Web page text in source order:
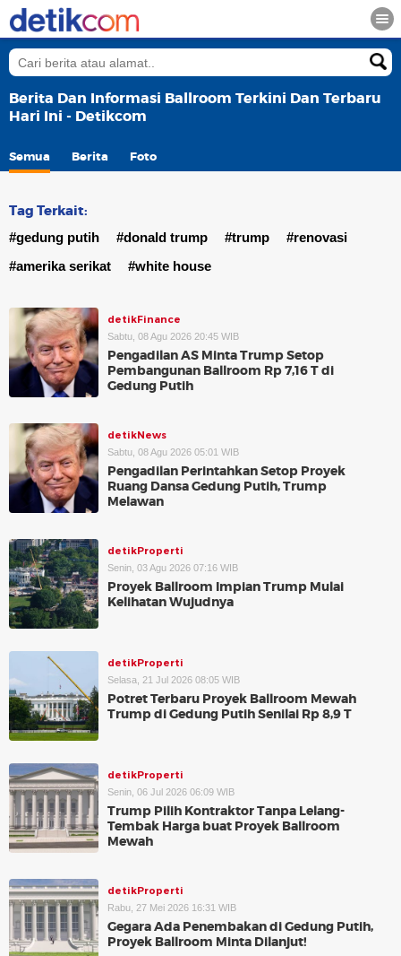
Berita Dan Informasi Ballroom Terkini Dan Terbaru
Hari Ini - Detikcom
Semua Berita Foto
Tag Terkait:
#gedung putih #donald trump #trump
#renovasi
#amerika serikat
#white house
detikFinance
Sabtu, 08 Agu 2026 20:45 WIB
Pengadilan AS Minta Trump Setop
Pembangunan Ballroom Rp 7,16 T di
Gedung Putih
detikNews
Sabtu, 08 Agu 2026 05:01 WIB
Pengadilan Perintahkan Setop Proyek
Ruang Dansa Gedung Putih, Trump
Melawan
detikProperti
Senin, 03 Agu 2026 07:16 WIB
Proyek Ballroom Impian Trump Mulai
Kelihatan Wujudnya
detikProperti
Selasa, 21 Jul 2026 08:05 WIB
Potret Terbaru Proyek Ballroom Mewah
Trump di Gedung Putih Senilai Rp 8,9 T
detikProperti
Senin, 06 Jul 2026 06:09 WIB
Trump Pilih Kontraktor Tanpa Lelang-
Tembak Harga buat Proyek Ballroom
Mewah
detikProperti
Rabu, 27 Mei 2026 16:31 WIB
Gegara Ada Penembakan di Gedung Putih,
Proyek Ballroom Minta Dilanjut!